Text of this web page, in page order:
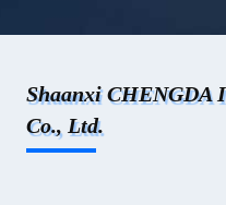
Shaanxi CHENGDA
Co., Ltd.